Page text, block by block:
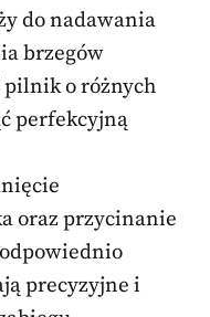
do nadawania
brzegów
o różnych
perfekcyjną
oraz przycinanie
precyzyjne i